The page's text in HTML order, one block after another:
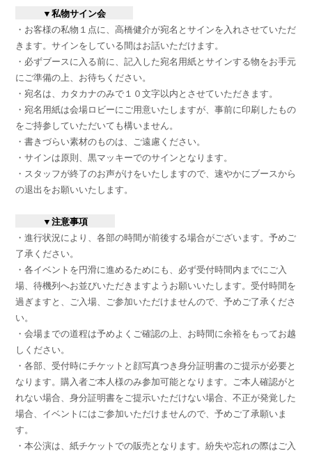
▼私物サイン会
・お客様の私物１点に、高橋健介が宛名とサインを入れさせていただ
きます。サインをしている間はお話いただけます。
・必ずブースに入る前に、記入した宛名用紙とサインする物をお手元
にご準備の上、お待ちください。
・宛名は、カタカナのみで１０文字以内とさせていただきます。
・宛名用紙は会場ロビーにご用意いたしますが、事前に印刷したもの
をご持参していただいても構いません。
・書きづらい素材のものは、ご遠慮ください。
・サインは原則、黒マッキーでのサインとなります。
・スタッフが終了のお声がけをいたしますので、速やかにブースから
の退出をお願いいたします。
▼注意事項
・進行状況により、各部の時間が前後する場合がございます。予めご
了承ください。
・各イベントを円滑に進めるためにも、必ず受付時間内までにご入
場、待機列へお並びいただきますようお願いいたします。受付時間を
過ぎますと、ご入場、ご参加いただけませんので、予めご了承くださ
い。
・会場までの道程は予めよくご確認の上、お時間に余裕をもってお越
しください。
・各部、受付時にチケットと顔写真つき身分証明書のご提示が必要と
なります。購入者ご本人様のみ参加可能となります。ご本人確認がと
れない場合、身分証明書をご提示いただけない場合、不正が発覚した
場合、イベントにはご参加いただけませんので、予めご了承願いま
す。
・本公演は、紙チケットでの販売となります。紛失や忘れの際はご入